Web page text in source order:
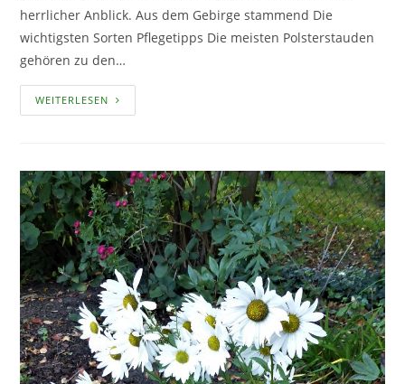
herrlicher Anblick. Aus dem Gebirge stammend Die
wichtigsten Sorten Pflegetipps Die meisten Polsterstauden
gehören zu den…
WEITERLESEN POLSTERSTAUDEN
–